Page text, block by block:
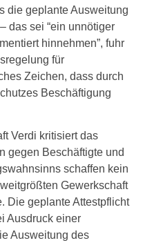
die geplante Ausweitung
das sei “ein unnötiger
hinnehmen”, fuhr
für
Zeichen, dass durch
Beschäftigung
Verdi kritisiert das
gegen Beschäftigte und
schaffen kein
Gewerkschaft
Die geplante Attestpflicht
Ausdruck einer
Ausweitung des